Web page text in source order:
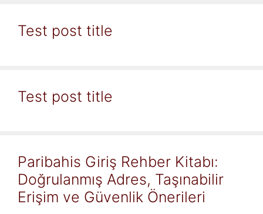
Test post title
Test post title
Paribahis Giriş Rehber Kitabı:
Doğrulanmış Adres, Taşınabilir
Erişim ve Güvenlik Önerileri